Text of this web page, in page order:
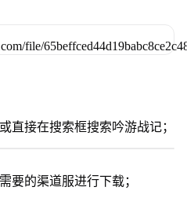
直接在搜索框搜索吟游战记；
要的渠道服进行下载；